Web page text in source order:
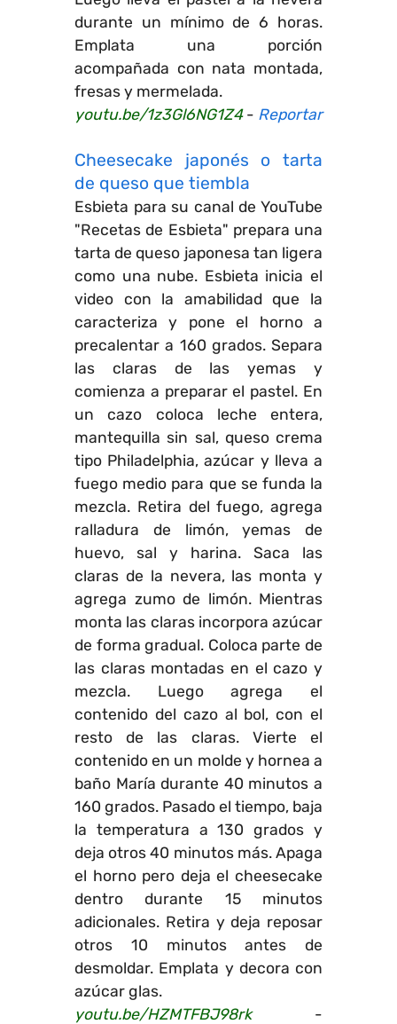
durante un mínimo de 6 horas.
Emplata una porción
acompañada con nata montada,
fresas y mermelada.
youtu.be/1z3Gl6NG1Z4- Reportar
Cheesecake japonés o tarta
de queso que tiembla
Esbieta para su canal de YouTube
"Recetas de Esbieta" prepara una
tarta de queso japonesa tan ligera
como una nube. Esbieta inicia el
video con la amabilidad que la
caracteriza y pone el horno a
precalentar a 160 grados. Separa
las claras de las yemas y
comienza a preparar el pastel. En
un cazo coloca leche entera,
mantequilla sin sal, queso crema
tipo Philadelphia, azúcar y lleva a
fuego medio para que se funda la
mezcla. Retira del fuego, agrega
ralladura de limón, yemas de
huevo, sal y harina. Saca las
claras de la nevera, las monta y
agrega zumo de limón. Mientras
monta las claras incorpora azúcar
de forma gradual. Coloca parte de
las claras montadas en el cazo y
mezcla. Luego agrega el
contenido del cazo al bol, con el
resto de las claras. Vierte el
contenido en un molde y hornea a
baño María durante 40 minutos a
160 grados. Pasado el tiempo, baja
la temperatura a 130 grados y
deja otros 40 minutos más. Apaga
el horno pero deja el cheesecake
dentro durante 15 minutos
adicionales. Retira y deja reposar
otros 10 minutos antes de
desmoldar. Emplata y decora con
azúcar glas.
youtu.be/HZMTFBJ98rk-